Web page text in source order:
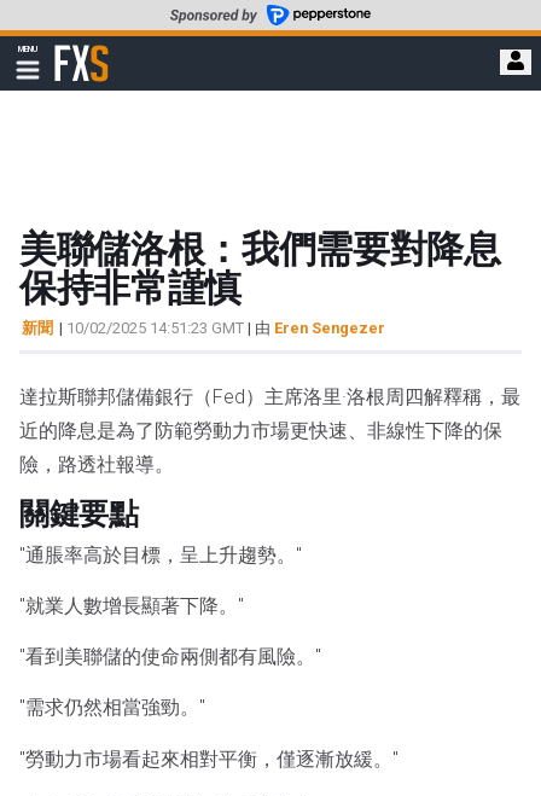
至
要
MENU
顯
示
FXStreet
美聯儲洛根：我們需要對降息
保持非常謹慎
新聞 | 10/02/2025 14:51:23 GMT | 由 Eren Sengezer
達拉斯聯邦儲備銀行（Fed）主席洛里·洛根周四解釋稱，最
近的降息是為了防範勞動力市場更快速、非線性下降的保
險，路透社報導。
關鍵要點
"通脹率高於目標，呈上升趨勢。"
"就業人數增長顯著下降。"
"看到美聯儲的使命兩側都有風險。"
"需求仍然相當強勁。"
"勞動力市場看起來相對平衡，僅逐漸放緩。"